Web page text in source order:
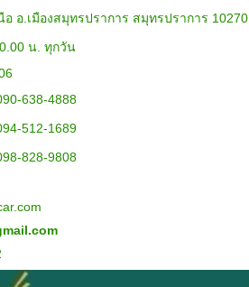
อ.เมืองสมุทรปราการ สมุทรปราการ 10270
น. ทุกวัน
638-4888
512-1689
828-9808